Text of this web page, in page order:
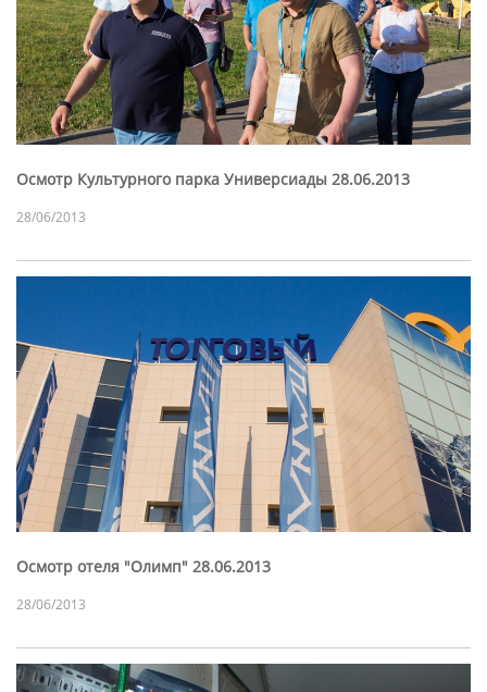
Осмотр Культурного парка Универсиады 28.06.2013
28/06/2013
Осмотр отеля "Олимп" 28.06.2013
28/06/2013